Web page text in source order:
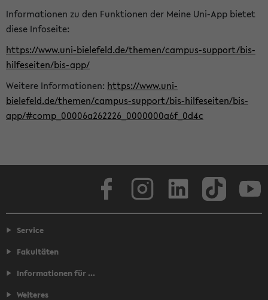
Informationen zu den Funktionen der Meine Uni-App bietet
diese Infoseite:
https://www.uni-bielefeld.de/themen/campus-support/bis-
hilfeseiten/bis-app/
Weitere Informationen: https://www.uni-
bielefeld.de/themen/campus-support/bis-hilfeseiten/bis-
app/#comp_00006a262226_0000000a6f_0d4c
Service
Fakultäten
Informationen für ...
Weiteres